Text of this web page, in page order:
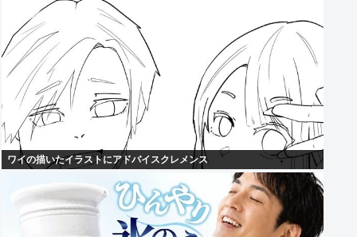
ワイの描いたイラストにアドバイスクレメンス